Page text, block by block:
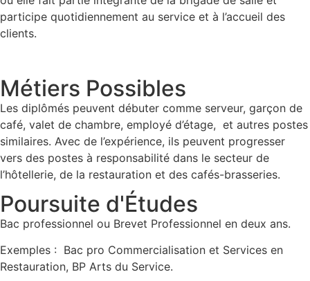
participe quotidiennement au service et à l’accueil des
clients.
Métiers Possibles
Les diplômés peuvent débuter comme serveur, garçon de
café, valet de chambre, employé d’étage, et autres postes
similaires. Avec de l’expérience, ils peuvent progresser
vers des postes à responsabilité dans le secteur de
l’hôtellerie, de la restauration et des cafés-brasseries.
Poursuite d'Études
Bac professionnel ou Brevet Professionnel en deux ans.
Exemples : Bac pro Commercialisation et Services en
Restauration, BP Arts du Service.